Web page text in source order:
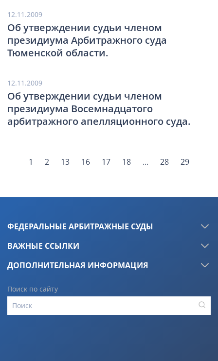
12.11.2009
Об утверждении судьи членом
президиума Арбитражного суда
Тюменской области.
12.11.2009
Об утверждении судьи членом
президиума Восемнадцатого
арбитражного апелляционного суда.
1 2 13 16 17 18 ... 28 29
ФЕДЕРАЛЬНЫЕ АРБИТРАЖНЫЕ СУДЫ
ВАЖНЫЕ ССЫЛКИ
ДОПОЛНИТЕЛЬНАЯ ИНФОРМАЦИЯ
Поиск по сайту